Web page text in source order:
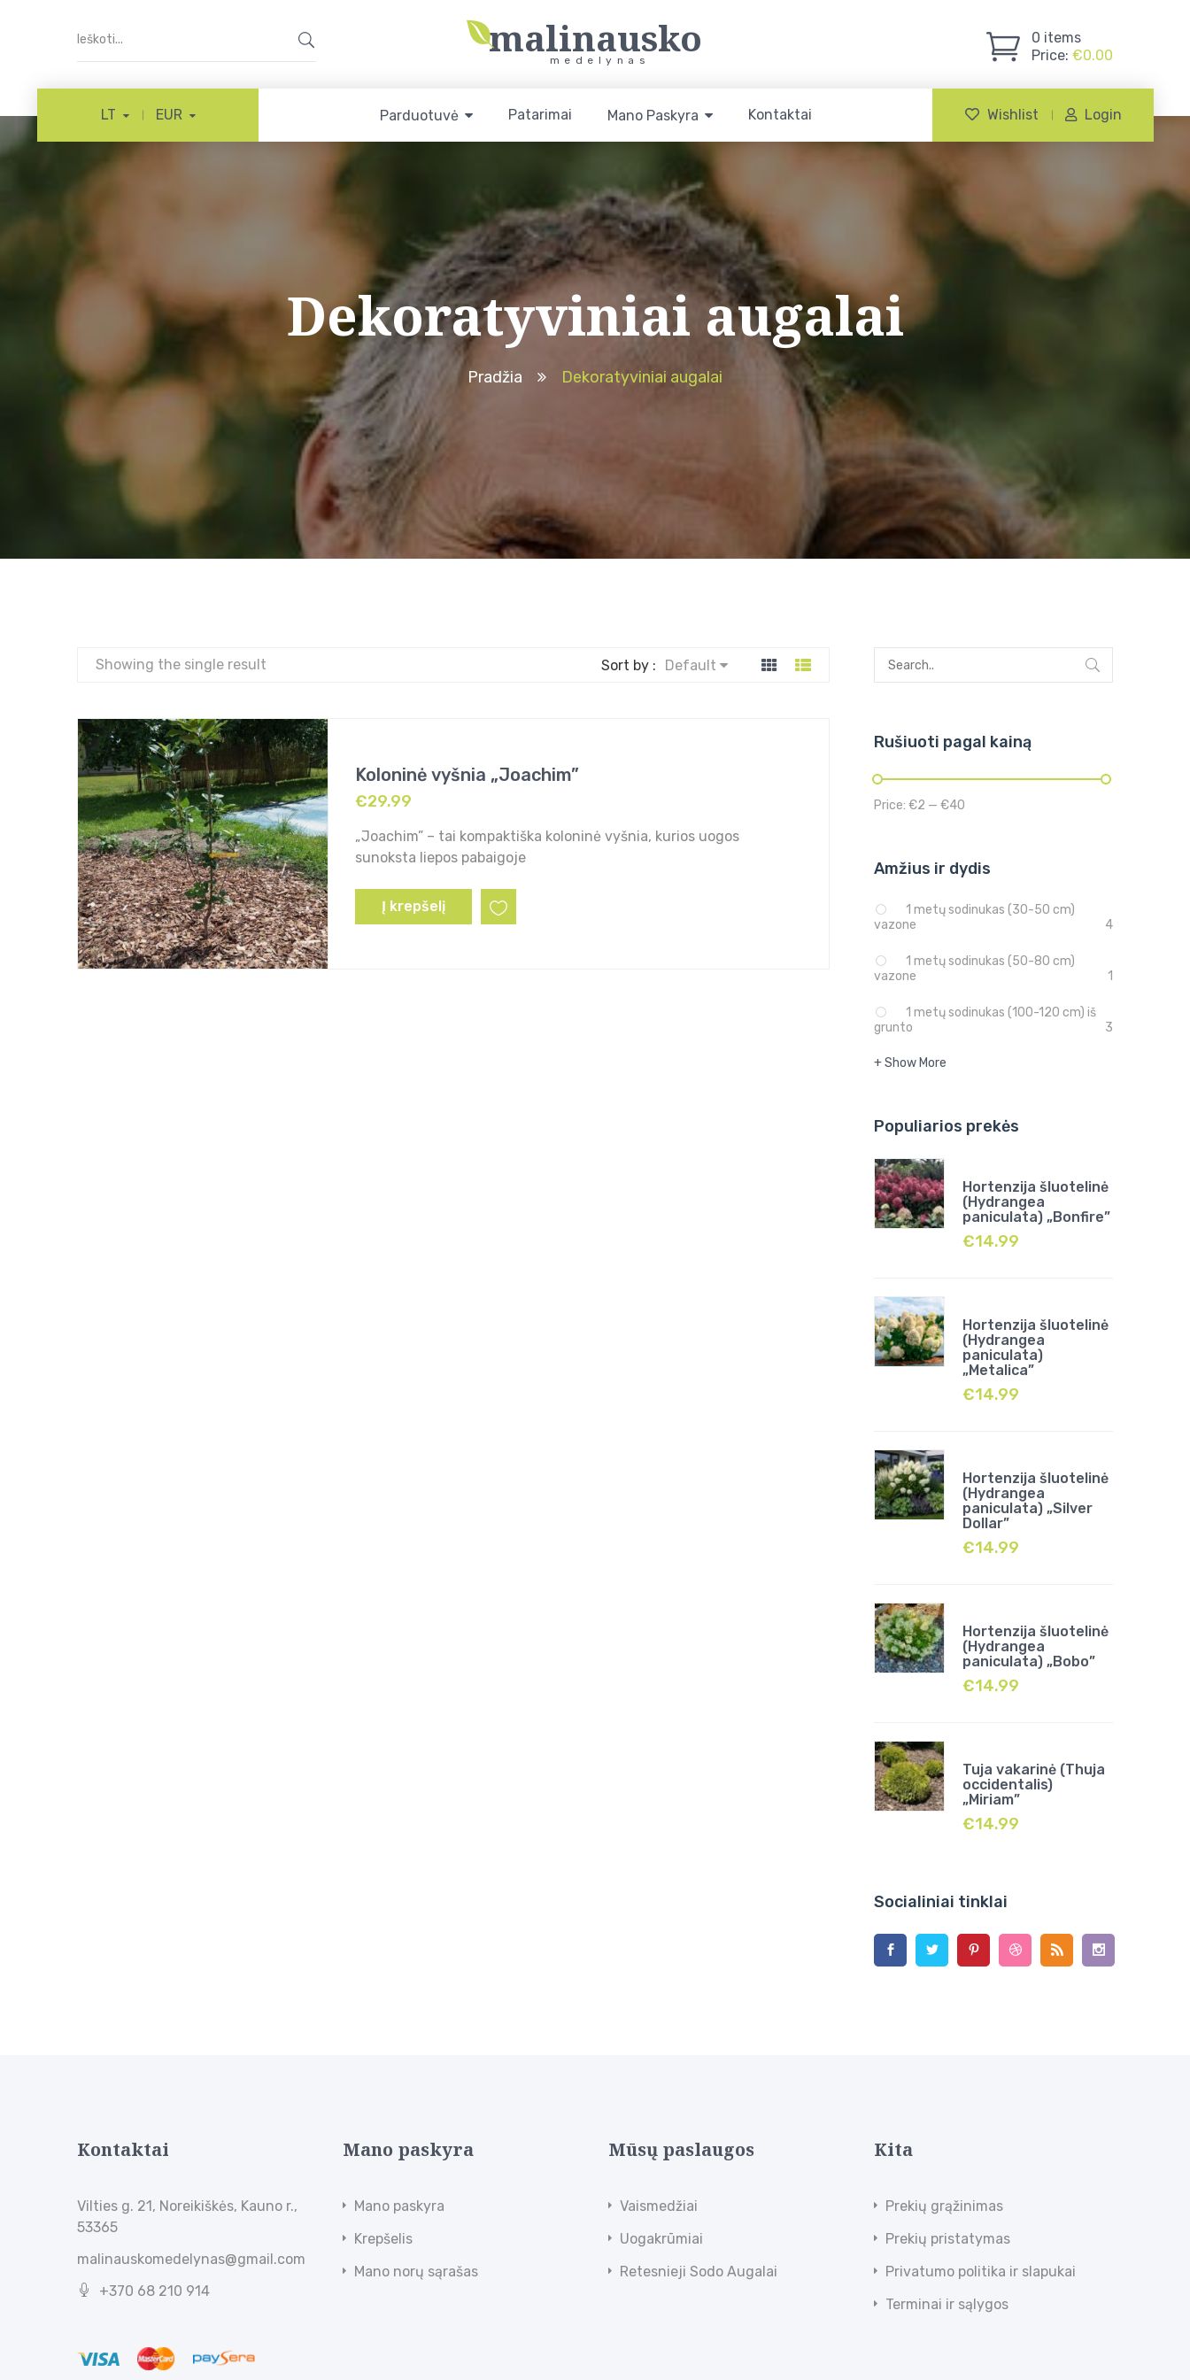
malinausko
medelynas
0 items
Price: €0.00
LT EUR Parduotuvė Patarimai Mano Paskyra Kontaktai Wishlist Login
Dekoratyviniai augalai
Pradžia Dekoratyviniai augalai
Showing the single result Sort by : Default
Koloninė vyšnia „Joachim”
€29.99
„Joachim” – tai kompaktiška koloninė vyšnia, kurios uogos
sunoksta liepos pabaigoje
Į krepšelį
Rušiuoti pagal kainą
Price: €2 — €40
Amžius ir dydis
1 metų sodinukas (30-50 cm)
vazone
4
1 metų sodinukas (50-80 cm)
vazone
1
1 metų sodinukas (100-120 cm) iš
grunto
3
+ Show More
Populiarios prekės
Hortenzija šluotelinė
(Hydrangea
paniculata) „Bonfire”
€14.99
Hortenzija šluotelinė
(Hydrangea
paniculata)
„Metalica”
€14.99
Hortenzija šluotelinė
(Hydrangea
paniculata) „Silver
Dollar”
€14.99
Hortenzija šluotelinė
(Hydrangea
paniculata) „Bobo”
€14.99
Tuja vakarinė (Thuja
occidentalis)
„Miriam”
€14.99
Socialiniai tinklai
Kontaktai
Vilties g. 21, Noreikiškės, Kauno r.,
53365
malinauskomedelynas@gmail.com
+370 68 210 914
Mano paskyra
Mano paskyra
Krepšelis
Mano norų sąrašas
Mūsų paslaugos
Vaismedžiai
Uogakrūmiai
Retesnieji Sodo Augalai
Kita
Prekių grąžinimas
Prekių pristatymas
Privatumo politika ir slapukai
Terminai ir sąlygos